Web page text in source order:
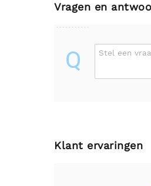
Vragen en
Q Stel een
Klant ervaringen